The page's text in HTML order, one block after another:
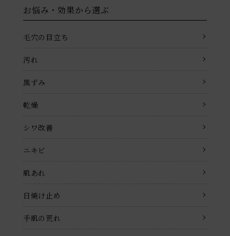
お悩み・効果から選ぶ
毛穴の目立ち
汚れ
黒ずみ
乾燥
シワ改善
ニキビ
肌あれ
日焼け止め
手肌の荒れ